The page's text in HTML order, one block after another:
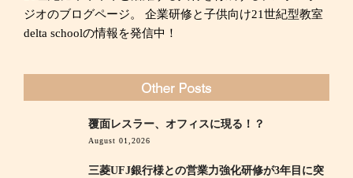
ジオのブログページ。 企業研修と子供向け21世紀型教室
delta schoolの情報を発信中！
覆面レスラー、オフィスに現る！？
August 01,2026
三菱UFJ銀行様との営業力強化研修が3年目に突